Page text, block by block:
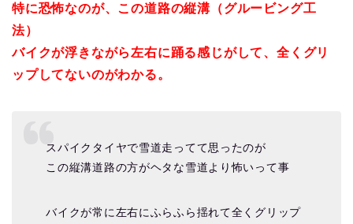
特に恐怖なのが、この道路の縦溝（グルービング工
法）
バイクが浮きながら左右に踊る感じがして、全くグリ
ップしてないのがわかる。
スパイクタイヤで雪道走ってて思ったのが
この縦溝道路の方がヘタな雪道より怖いって事
バイクが常に左右にふらふら揺れて全くグリップ